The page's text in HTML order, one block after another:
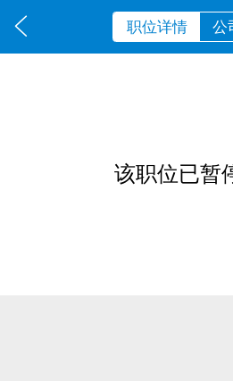
职位详情 公
该职位已暂